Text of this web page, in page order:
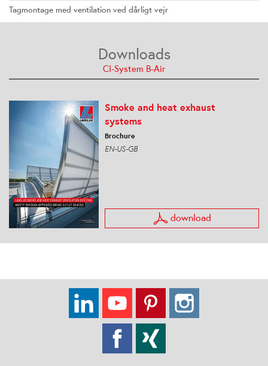
Tagmontage med ventilation ved dårligt vejr
Downloads
CI-System B-Air
Smoke and heat exhaust
systems
Brochure
EN-US-GB
download